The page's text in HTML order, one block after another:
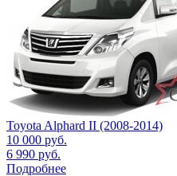
Toyota Alphard II (2008-2014)
10 000 руб.
6 990 руб.
Подробнее